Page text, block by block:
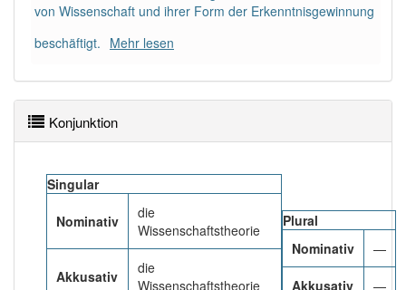
DAS:34Ausnahmen
Wörter mit Endung
Wörter mit Endung-wissenschaftstheorieaber mit
einem anderen Artikel
von Wissenschaft und ihrer Form der Erkenntnisgewinnung
beschäftigt. Mehr lesen
Konjunktion
Singular
Nominativ
die
Wissenschaftstheorie
Akkusativ
die
Wissenschaftstheorie
Plural
Nominativ
—
Akkusativ —